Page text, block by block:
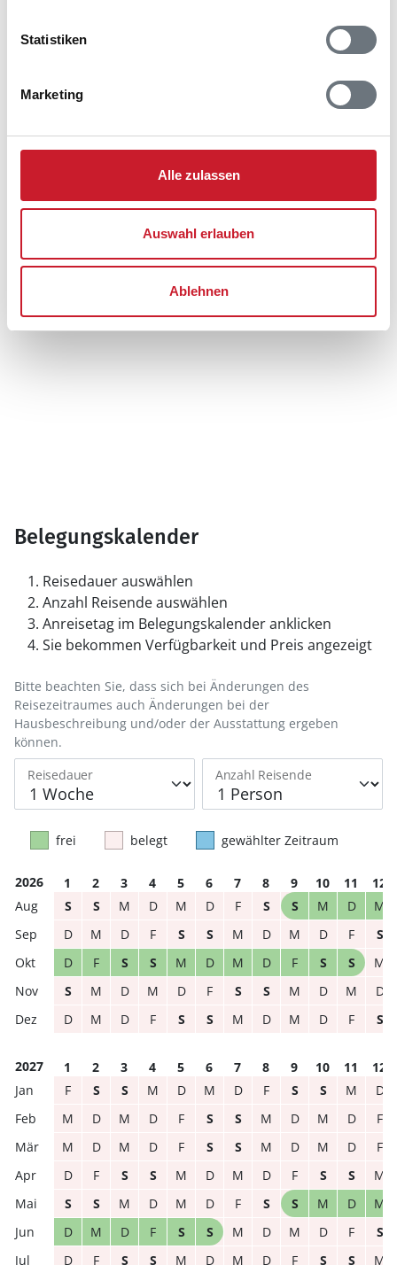
Statistiken
Marketing
Alle zulassen
Auswahl erlauben
Ablehnen
Ferienhaus 60445
Blåvand
6857 Blåvand
Belegungskalender
Reisedauer auswählen
Anzahl Reisende auswählen
Anreisetag im Belegungskalender anklicken
Sie bekommen Verfügbarkeit und Preis angezeigt
Reisedauer Anzahl Reisende
Bitte beachten Sie, dass sich bei Änderungen des
Reisezeitraumes auch Änderungen bei der
Hausbeschreibung und/oder der Ausstattung ergeben
können.
frei belegt gewählter Zeitraum
2026 1 2 3 4 5 6 7 8 9 10 11
12
S
S M D M D F S S M D
M
D
M D F S S M D M D F
S
D
F S S M D M D F S S
M
S
M D M D F S S M D M
D
D
M D F S S M D M D F S
2027 1 2 3 4 5 6 7 8 9 10 11
12
F
S S M D M D F S S M
D
M
D M D F S S M D M D
F
M
D M D F S S M D M D
F
D
F S S M D M D F S S
M
S
S M D M D F S S M D
M
D
M D F S S M D M D F
S
D
F S S M D M D F S S M